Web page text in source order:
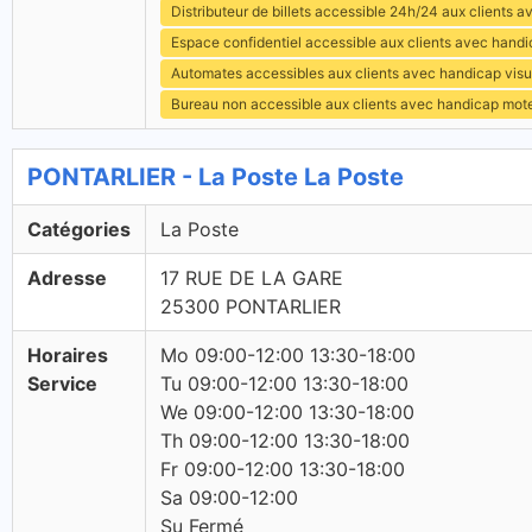
Distributeur de billets accessible 24h/24 aux clients
Espace confidentiel accessible aux clients avec
Automates accessibles aux clients avec handicap
Bureau non accessible aux clients avec handicap
PONTARLIER - La Poste La Poste
Catégories La Poste
Adresse
17 RUE DE LA GARE
25300 PONTARLIER
Horaires
Service
Mo 09:00-12:00 13:30-18:00
Tu 09:00-12:00 13:30-18:00
We 09:00-12:00 13:30-18:00
Th 09:00-12:00 13:30-18:00
Fr 09:00-12:00 13:30-18:00
Sa 09:00-12:00
Su Fermé